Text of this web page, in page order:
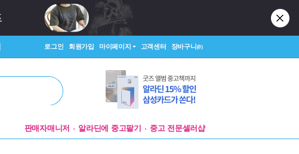
로그인 회원가입 마이페이지 고객센터 장바구니(0)
판매자매니저 알라딘에 중고팔기 중고 전문셀러샵